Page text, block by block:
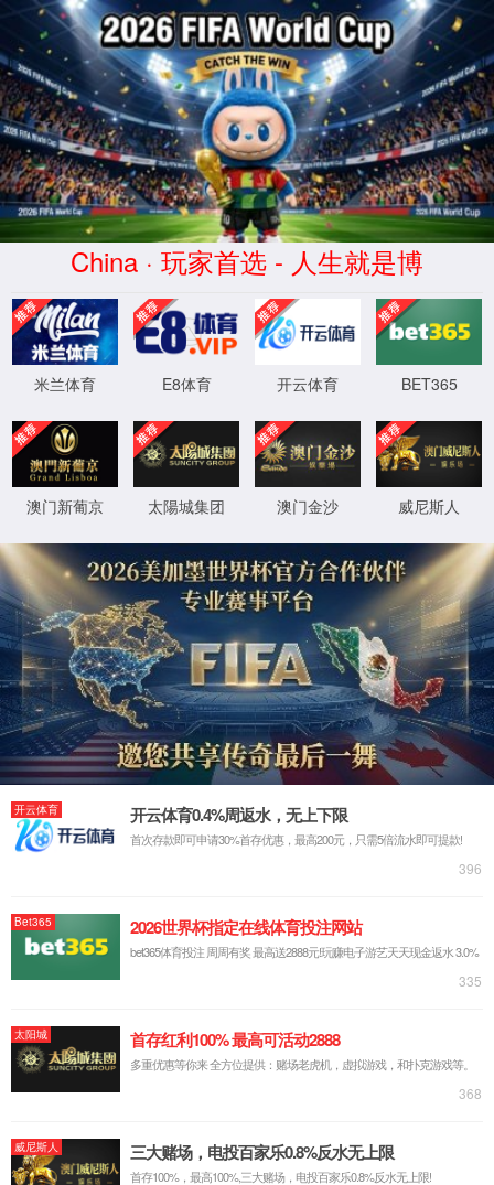
首页
实验室设计·咨询
实验室设计规划
实验室设计标准
实验室系统·方案
实验室通风系统
实验室净化系统
实验室供气系统
实验室供水系统
实验室三废系统
手术室净化系统